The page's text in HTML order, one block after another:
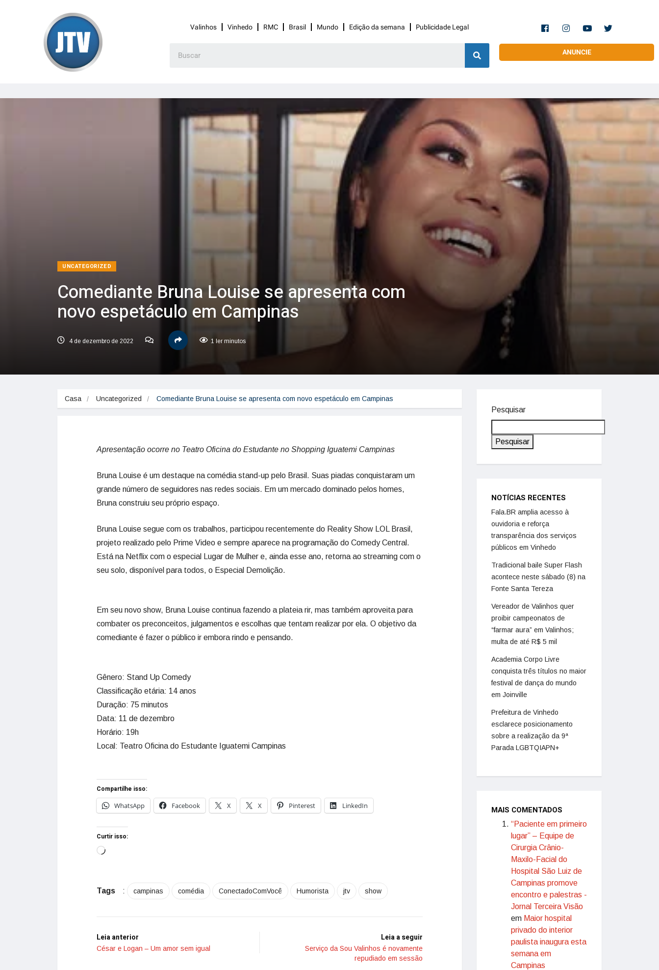
Valinhos Vinhedo RMC Brasil Mundo Edição da semana Publicidade Legal
ANUNCIE
UNCATEGORIZED
Comediante Bruna Louise se apresenta com
novo espetáculo em Campinas
4 de dezembro de 2022 1 ler minutos
Casa Uncategorized Comediante Bruna Louise se apresenta com novo espetáculo em Campinas
Apresentação ocorre no Teatro Oficina do Estudante no Shopping Iguatemi Campinas
Bruna Louise é um destaque na comédia stand-up pelo Brasil. Suas piadas conquistaram um
grande número de seguidores nas redes sociais. Em um mercado dominado pelos homes,
Bruna construiu seu próprio espaço.
Bruna Louise segue com os trabalhos, participou recentemente do Reality Show LOL Brasil,
projeto realizado pelo Prime Video e sempre aparece na programação do Comedy Central.
Está na Netflix com o especial Lugar de Mulher e, ainda esse ano, retorna ao streaming com o
seu solo, disponível para todos, o Especial Demolição.
Em seu novo show, Bruna Louise continua fazendo a plateia rir, mas também aproveita para
combater os preconceitos, julgamentos e escolhas que tentam realizar por ela. O objetivo da
comediante é fazer o público ir embora rindo e pensando.
Gênero: Stand Up Comedy
Classificação etária: 14 anos
Duração: 75 minutos
Data: 11 de dezembro
Horário: 19h
Local: Teatro Oficina do Estudante Iguatemi Campinas
Compartilhe isso:
WhatsApp
Facebook X X Pinterest LinkedIn
Curtir isso:
Tags : campinas comédia ConectadoComVocê Humorista jtv show
Leia anterior
César e Logan – Um amor sem igual
Leia a seguir
Serviço da Sou Valinhos é novamente
repudiado em sessão
Pesquisar
Pesquisar
NOTÍCIAS RECENTES
Fala.BR amplia acesso à
ouvidoria e reforça
transparência dos serviços
públicos em Vinhedo
Tradicional baile Super Flash
acontece neste sábado (8) na
Fonte Santa Tereza
Vereador de Valinhos quer
proibir campeonatos de
“farmar aura” em Valinhos;
multa de até R$ 5 mil
Academia Corpo Livre
conquista três títulos no maior
festival de dança do mundo
em Joinville
Prefeitura de Vinhedo
esclarece posicionamento
sobre a realização da 9ª
Parada LGBTQIAPN+
MAIS COMENTADOS
“Paciente em primeiro
lugar” – Equipe de
Cirurgia Crânio-
Maxilo-Facial do
Hospital São Luiz de
Campinas promove
encontro e palestras -
Jornal Terceira Visão
em Maior hospital
privado do interior
paulista inaugura esta
semana em
Campinas